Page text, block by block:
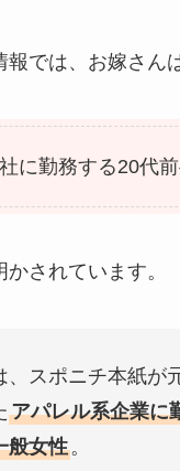
では、お嫁さん
に勤務する20代
されています。
、スポニチ本紙が
アパレル系企業に
般女性。